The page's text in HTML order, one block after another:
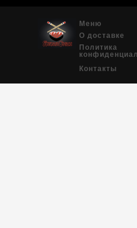
Меню
Политика
О доставке
Контакты